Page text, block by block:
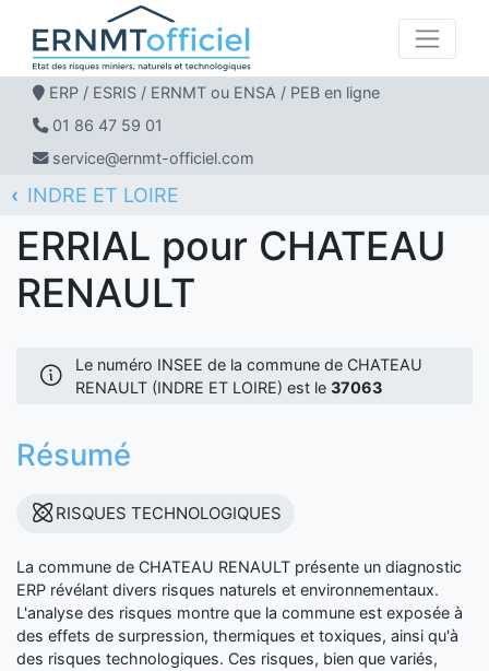
ERP / ESRIS / ERNMT ou ENSA / PEB en ligne
01 86 47 59 01
service@ernmt-officiel.com
ERNMT Officiel
ERRIAL
INDRE ET LOIRE
CHATEAU RENAULT
ERRIAL pour CHATEAU
RENAULT
Le numéro INSEE de la commune de CHATEAU
RENAULT (INDRE ET LOIRE) est le 37063
Résumé
RISQUES TECHNOLOGIQUES
La commune de CHATEAU RENAULT présente un diagnostic
ERP révélant divers risques naturels et environnementaux.
L'analyse des risques montre que la commune est exposée à
des effets de surpression, thermiques et toxiques, ainsi qu'à
des risques technologiques. Ces risques, bien que variés,